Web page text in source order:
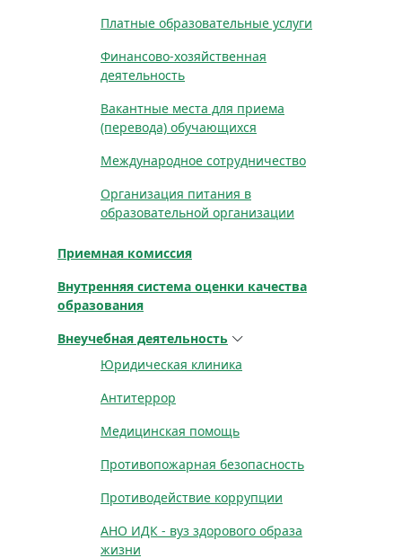
Платные образовательные услуги
Финансово-хозяйственная
деятельность
Вакантные места для приема
(перевода) обучающихся
Международное сотрудничество
Организация питания в
образовательной организации
Приемная комиссия
Внутренняя система оценки качества
образования
Внеучебная деятельность
Юридическая клиника
Антитеррор
Медицинская помощь
Противопожарная безопасность
Противодействие коррупции
АНО ИДК - вуз здорового образа
жизни